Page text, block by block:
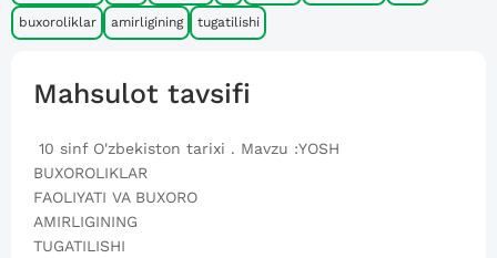
buxoroliklar amirligining tugatilishi
Mahsulot tavsifi
10 sinf O'zbekiston tarixi . Mavzu :YOSH
BUXOROLIKLAR
FAOLIYATI VA BUXORO
AMIRLIGINING
TUGATILISHI